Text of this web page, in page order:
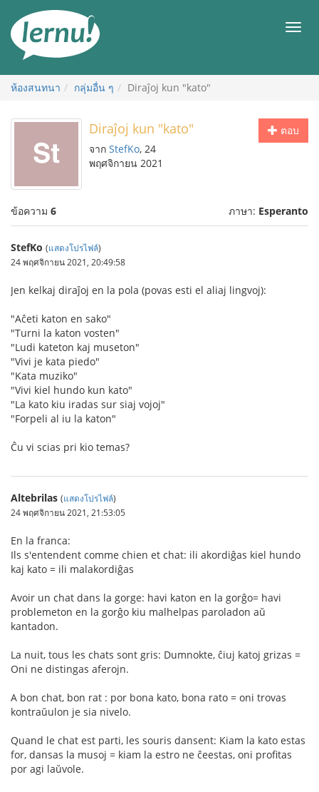
สารบัญ
เมนู
ห้องสนทนา กลุ่มอื่น ๆ Diraĵoj kun "kato"
ตอบ
Diraĵoj kun "kato"
จาก StefKo, 24
พฤศจิกายน 2021
ข้อความ 6 ภาษา: Esperanto
StefKo (แสดงโปรไฟล์)
24 พฤศจิกายน 2021, 20:49:58
Jen kelkaj diraĵoj en la pola (povas esti el aliaj lingvoj):
"Aĉeti katon en sako"
"Turni la katon vosten"
"Ludi kateton kaj museton"
"Vivi je kata piedo"
"Kata muziko"
"Vivi kiel hundo kun kato"
"La kato kiu iradas sur siaj vojoj"
"Forpeli al iu la katon"
Ĉu vi scias pri kio temas?
Altebrilas (แสดงโปรไฟล์)
24 พฤศจิกายน 2021, 21:53:05
En la franca:
Ils s'entendent comme chien et chat: ili akordiĝas kiel hundo
kaj kato = ili malakordiĝas
Avoir un chat dans la gorge: havi katon en la gorĝo= havi
problemeton en la gorĝo kiu malhelpas paroladon aŭ
kantadon.
La nuit, tous les chats sont gris: Dumnokte, ĉiuj katoj grizas =
Oni ne distingas aferojn.
A bon chat, bon rat : por bona kato, bona rato = oni trovas
kontraŭulon je sia nivelo.
Quand le chat est parti, les souris dansent: Kiam la kato estas
for, dansas la musoj = kiam la estro ne ĉeestas, oni profitas
por agi laŭvole.